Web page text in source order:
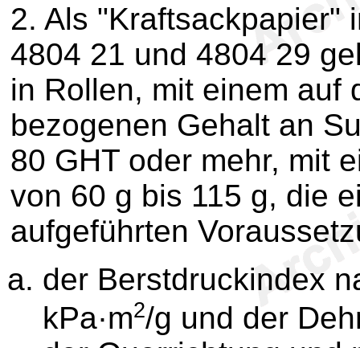
2. Als "Kraftsackpapier"
4804 21 und 4804 29
in Rollen, mit einem auf
bezogenen Gehalt an
80 GHT oder mehr, mit
von 60 g bis 115 g, die
aufgeführten
der Berstdruckindex
kPa·m2/g und der